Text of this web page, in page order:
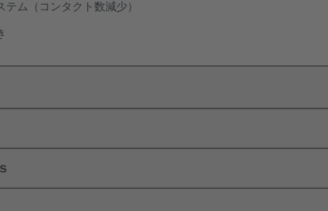
テム（コンタクト数減少）